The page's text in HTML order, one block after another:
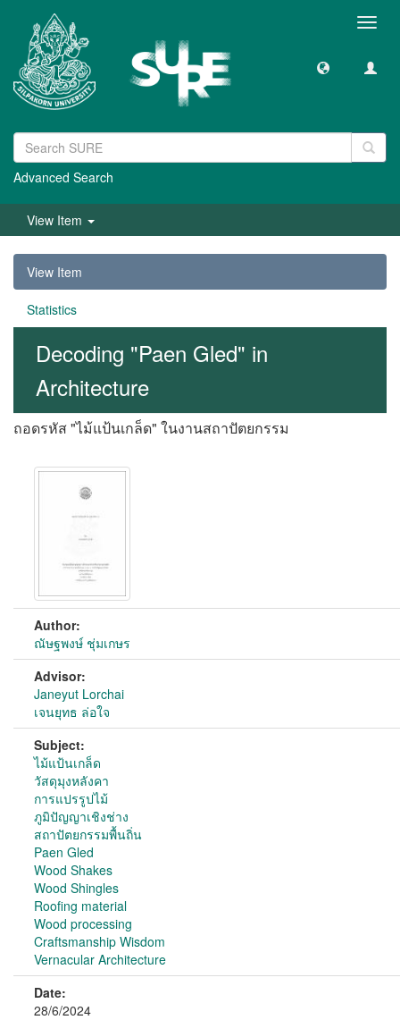
Advanced Search
View Item
View Item
Statistics
Decoding "Paen Gled" in
Architecture
ถอดรหัส "ไม้แป้นเกล็ด" ในงานสถาปัตยกรรม
Author:
ณัษฐพงษ์ ชุ่มเกษร
Advisor:
Janeyut Lorchai
เจนยุทธ ล่อใจ
Subject:
ไม้แป้นเกล็ด
วัสดุมุงหลังคา
การแปรรูปไม้
ภูมิปัญญาเชิงช่าง
สถาปัตยกรรมพื้นถิ่น
Paen Gled
Wood Shakes
Wood Shingles
Roofing material
Wood processing
Craftsmanship Wisdom
Vernacular Architecture
Date:
28/6/2024